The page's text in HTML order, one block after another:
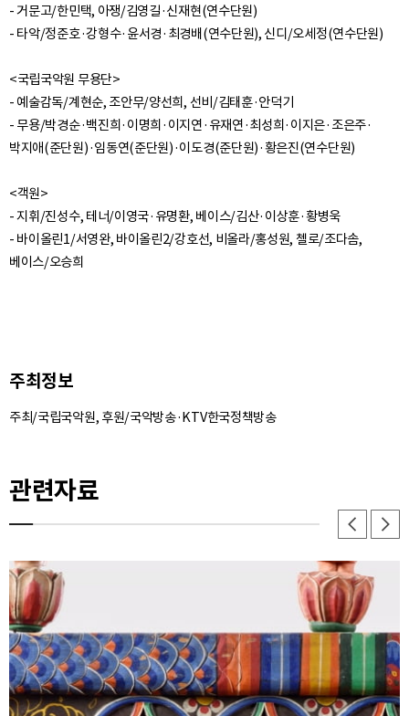
- 거문고/한민택, 아쟁/김영길·신재현(연수단원)
- 타악/정준호·강형수·윤서경·최경배(연수단원), 신디/오세정(연수단원)
<국립국악원 무용단>
- 예술감독/계현순, 조안무/양선희, 선비/김태훈·안덕기
- 무용/박경순·백진희·이명희·이지연·유재연·최성희·이지은·조은주·
박지애(준단원)·임동연(준단원)·이도경(준단원)·황은진(연수단원)
<객원>
- 지휘/진성수, 테너/이영국·유명환, 베이스/김산·이상훈·황병욱
- 바이올린1/서영완, 바이올린2/강호선, 비올라/홍성원, 첼로/조다솜,
주최정보
주최/국립국악원, 후원/국악방송·KTV한국정책방송
관련자료